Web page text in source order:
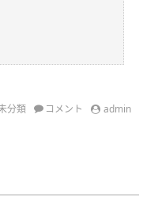
分類 コメント admin